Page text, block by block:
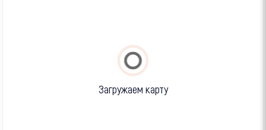
Загружаем карту